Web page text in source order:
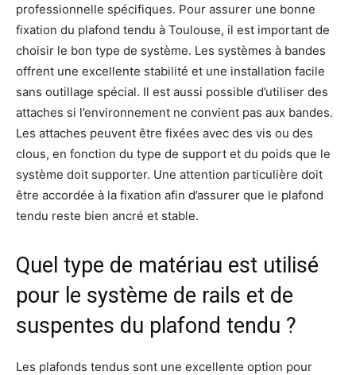
professionnelle spécifiques. Pour assurer une bonne
fixation du plafond tendu à Toulouse, il est important de
choisir le bon type de système. Les systèmes à bandes
offrent une excellente stabilité et une installation facile
sans outillage spécial. Il est aussi possible d’utiliser des
attaches si l’environnement ne convient pas aux bandes.
Les attaches peuvent être fixées avec des vis ou des
clous, en fonction du type de support et du poids que le
système doit supporter. Une attention particulière doit
être accordée à la fixation afin d’assurer que le plafond
tendu reste bien ancré et stable.
Quel type de matériau est utilisé
pour le système de rails et de
suspentes du plafond tendu ?
Les plafonds tendus sont une excellente option pour